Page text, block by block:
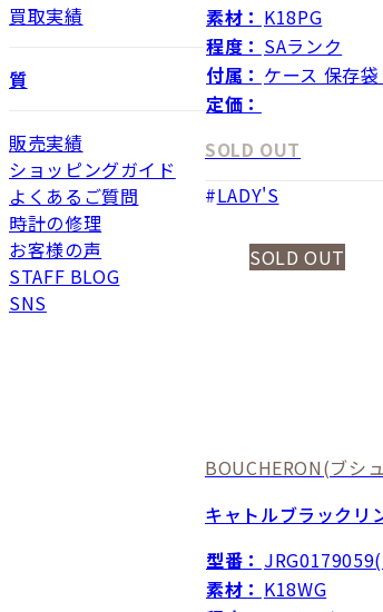
買取実績
質
販売実績
ショッピングガイド
よくあるご質問
時計の修理
お客様の声
STAFF BLOG
SNS
素材： K18PG
程度： SAランク
付属： ケース 保存
定価：
SOLD OUT
LADY'S
SOLD OUT
BOUCHERON(ブシ
キャトルブラックリ
型番：
素材： K18WG